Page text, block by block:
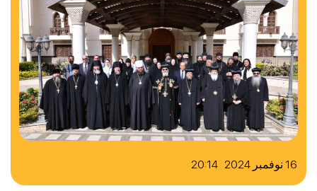
16 نوفمبر 2024 20:14